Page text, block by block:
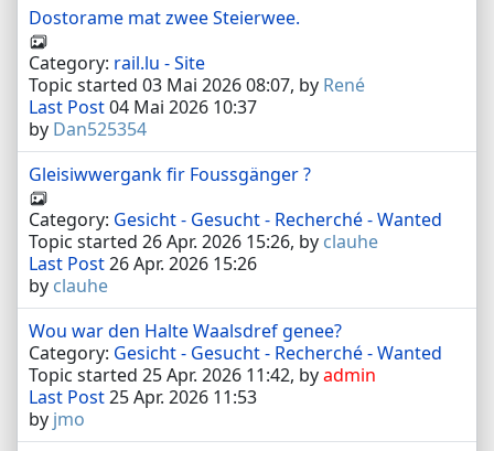
Dostorame mat zwee Steierwee.
Category: rail.lu - Site
Topic started 03 Mai 2026 08:07, by René
Last Post04 Mai 2026 10:37
by Dan525354
Gleisiwwergank fir Foussgänger ?
Category: Gesicht - Gesucht - Recherché - Wanted
Topic started 26 Apr. 2026 15:26, by clauhe
Last Post26 Apr. 2026 15:26
by clauhe
Wou war den Halte Waalsdref genee?
Category: Gesicht - Gesucht - Recherché - Wanted
Topic started 25 Apr. 2026 11:42, byadmin
Last Post25 Apr. 2026 11:53
by jmo